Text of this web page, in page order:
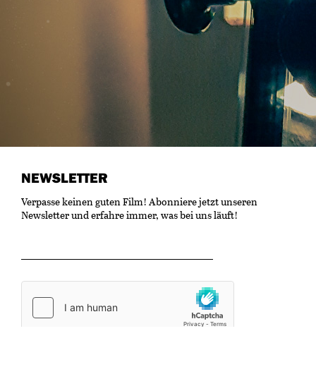
NEWSLETTER
Verpasse keinen guten Film! Abonniere jetzt unseren
Newsletter und erfahre immer, was bei uns läuft!